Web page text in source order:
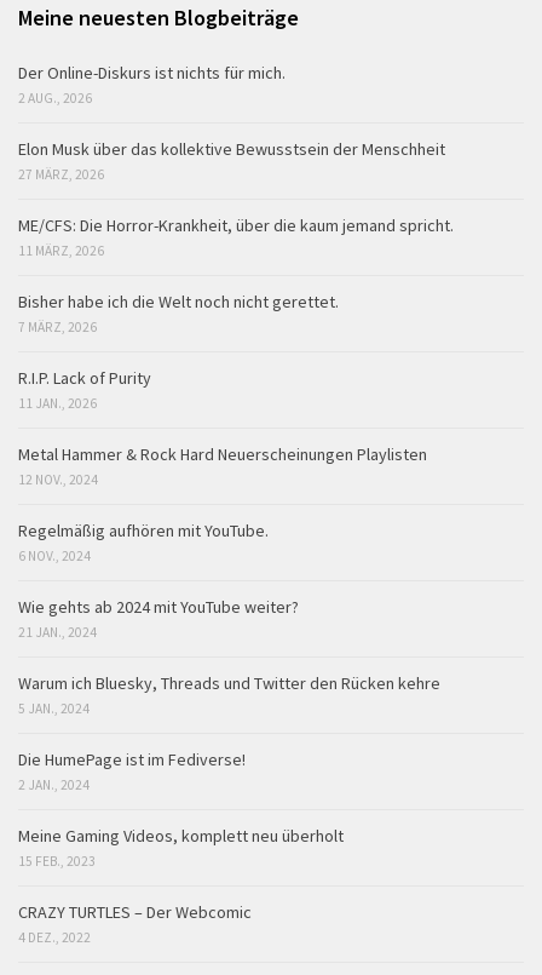
Meine neuesten Blogbeiträge
Der Online-Diskurs ist nichts für mich.
2 AUG., 2026
Elon Musk über das kollektive Bewusstsein der Menschheit
27 MÄRZ, 2026
ME/CFS: Die Horror-Krankheit, über die kaum jemand spricht.
11 MÄRZ, 2026
Bisher habe ich die Welt noch nicht gerettet.
7 MÄRZ, 2026
R.I.P. Lack of Purity
11 JAN., 2026
Metal Hammer & Rock Hard Neuerscheinungen Playlisten
12 NOV., 2024
Regelmäßig aufhören mit YouTube.
6 NOV., 2024
Wie gehts ab 2024 mit YouTube weiter?
21 JAN., 2024
Warum ich Bluesky, Threads und Twitter den Rücken kehre
5 JAN., 2024
Die HumePage ist im Fediverse!
2 JAN., 2024
Meine Gaming Videos, komplett neu überholt
15 FEB., 2023
CRAZY TURTLES – Der Webcomic
4 DEZ., 2022